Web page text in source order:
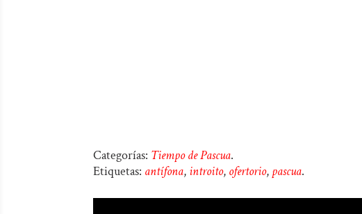
Categorías: Tiempo de Pascua.
Etiquetas: antífona, introito, ofertorio, pascua.